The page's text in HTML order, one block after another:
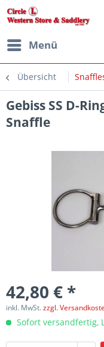
Menü
Übersicht
Gebiss SS D-
Snaffle
42,80 € *
inkl. MwSt.zzgl.
Sofort versandfertig,